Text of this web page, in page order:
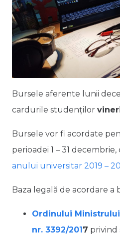
Bursele aferente lunii
cardurile studenților
Bursele vor fi acordate
perioadei 1 – 31
anului universitar 2019 –
Baza legală de acordare a
Ordinului
nr. 3392/2017 privind